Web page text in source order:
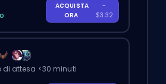
ACQUISTA
ORA
-
$3.32
di attesa <30 minuti